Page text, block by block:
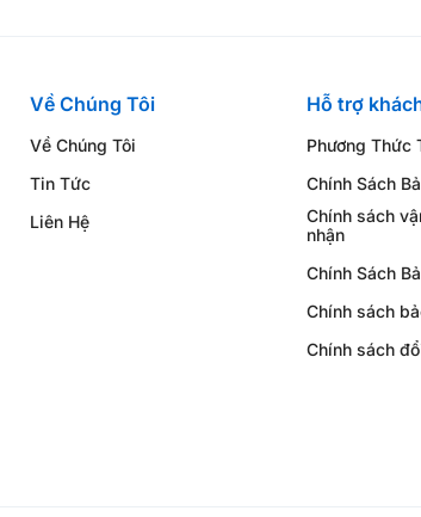
Về Chúng Tôi
Về Chúng Tôi
Tin Tức
Liên Hệ
Hỗ trợ
Phương Thức
Chính Sách
Chính sách
nhận
Chính Sách
Chính sách
Chính sách